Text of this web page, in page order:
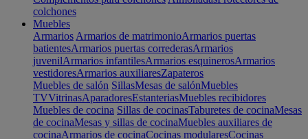
colchones
Muebles
Armarios Armarios de matrimonioArmarios puertas
batientesArmarios puertas correderasArmarios
juvenilArmarios infantilesArmarios esquinerosArmarios
vestidoresArmarios auxiliaresZapateros
Muebles de salón SillasMesas de salónMuebles
TVVitrinasAparadoresEstanteriasMuebles recibidores
Muebles de cocina Sillas de cocinasTaburetes de cocinaMesas
de cocinaMesas y sillas de cocinaMuebles auxiliares de
cocinaArmarios de cocinaCocinas modularesCocinas